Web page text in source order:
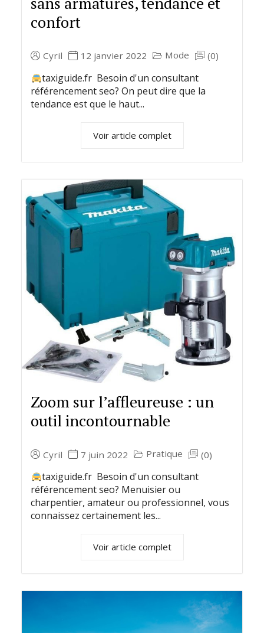
confort
Cyril 12 janvier 2022 Mode (0)
taxiguide.fr Besoin d'un consultant
référencement seo? On peut dire que la
tendance est que le haut...
Voir article complet
Zoom sur l’affleureuse : un
outil incontournable
Cyril 7 juin 2022 Pratique (0)
taxiguide.fr Besoin d'un consultant
référencement seo? Menuisier ou
charpentier, amateur ou professionnel, vous
connaissez certainement les...
Voir article complet